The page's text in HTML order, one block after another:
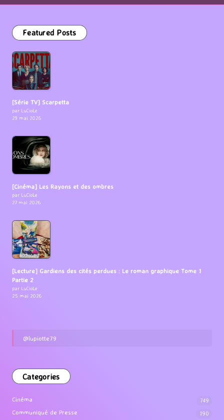
Featured Posts
[Série TV] Scarpetta
par LuCioLe
29 mai 2026
[Cinéma] Les Rayons et des ombres
par LuCioLe
27 mai 2026
[Lecture] Gardiens des cités perdues : Le roman graphique Tome 1
Partie 2
par LuCioLe
25 mai 2026
@lupiotte79
Categories
Cinéma 749
Communiqué de Presse 190